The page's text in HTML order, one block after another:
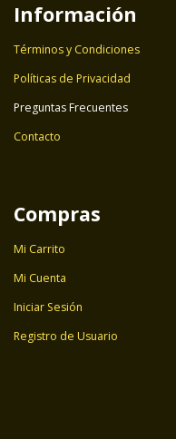
Información
Términos y Condiciones
Políticas de Privacidad
Preguntas Frecuentes
Contacto
Compras
Mi Carrito
Mi Cuenta
Iniciar Sesión
Registro de Usuario